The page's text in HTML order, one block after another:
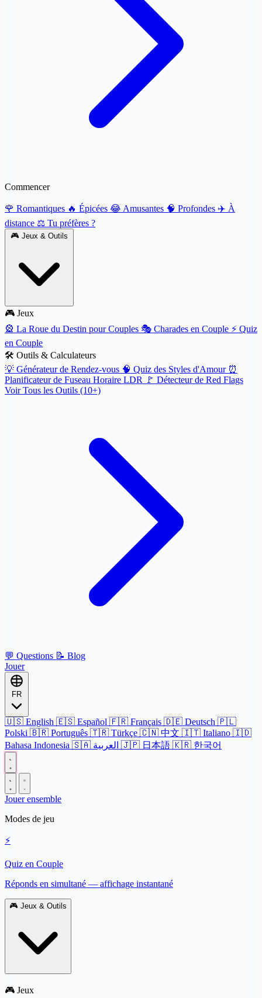
Commencer
🌹 Romantiques 🔥 Épicées 😂 Amusantes 🧠 Profondes ✈️ À
distance ⚖️ Tu préfères ?
🎮 Jeux & Outils
🎮 Jeux
🎡 La Roue du Destin pour Couples 🎭 Charades en Couple ⚡ Quiz
en Couple
🛠️ Outils & Calculateurs
💡 Générateur de Rendez-vous 🧠 Quiz des Styles d'Amour ⏰
Planificateur de Fuseau Horaire LDR
🚩 Détecteur de Red Flags
Voir Tous les Outils (10+)
💬 Questions 📝 Blog
Jouer
FR
🇺🇸 English 🇪🇸 Español 🇫🇷 Français 🇩🇪 Deutsch 🇵🇱
Polski 🇧🇷 Português 🇹🇷 Türkçe 🇨🇳 中文 🇮🇹 Italiano 🇮🇩
Bahasa Indonesia 🇸🇦 🇯🇵 日本語 🇰🇷 한국어
Jouer ensemble
Modes de jeu
⚡
Quiz en Couple
Réponds en simultané — affichage instantané
🎮 Jeux & Outils
🎮 Jeux